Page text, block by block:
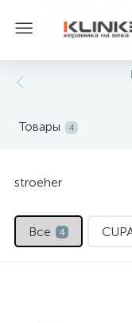
Товары 4
stroeher
Все 4